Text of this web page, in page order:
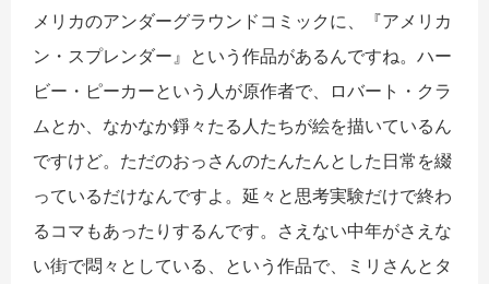
メリカのアンダーグラウンドコミックに、『アメリカ
ン・スプレンダー』という作品があるんですね。ハー
ビー・ピーカーという人が原作者で、ロバート・クラ
ムとか、なかなか錚々たる人たちが絵を描いているん
ですけど。ただのおっさんのたんたんとした日常を綴
っているだけなんですよ。延々と思考実験だけで終わ
るコマもあったりするんです。さえない中年がさえな
い街で悶々としている、という作品で、ミリさんとタ